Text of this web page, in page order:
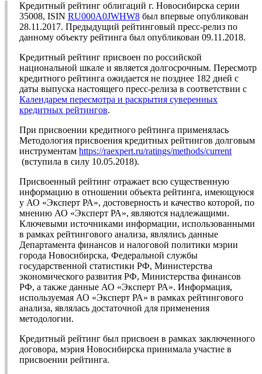
Кредитный рейтинг облигаций г. Новосибирска серии
35008, ISIN RU000A0JWHW8 был впервые опубликован
28.11.2017. Предыдущий рейтинговый пресс-релиз по
данному объекту рейтинга был опубликован 09.11.2018.
Кредитный рейтинг присвоен по российской
национальной шкале и является долгосрочным. Пересмотр
кредитного рейтинга ожидается не позднее 182 дней с
даты выпуска настоящего пресс-релиза в соответствии с
Календарем пересмотра и раскрытия суверенных
кредитных рейтингов.
При присвоении кредитного рейтинга применялась
Методология присвоения кредитных рейтингов долговым
инструментам https://raexpert.ru/ratings/methods/current
(вступила в силу 10.05.2018).
Присвоенный рейтинг отражает всю существенную
информацию в отношении объекта рейтинга, имеющуюся
у АО «Эксперт РА», достоверность и качество которой, по
мнению АО «Эксперт РА», являются надлежащими.
Ключевыми источниками информации, использованными
в рамках рейтингового анализа, являлись данные
Департамента финансов и налоговой политики мэрии
города Новосибирска, Федеральной службы
государственной статистики РФ, Министерства
экономического развития РФ, Министерства финансов
РФ, а также данные АО «Эксперт РА». Информация,
используемая АО «Эксперт РА» в рамках рейтингового
анализа, являлась достаточной для применения
методологии.
Кредитный рейтинг был присвоен в рамках заключенного
договора, мэрия Новосибирска принимала участие в
присвоении рейтинга.